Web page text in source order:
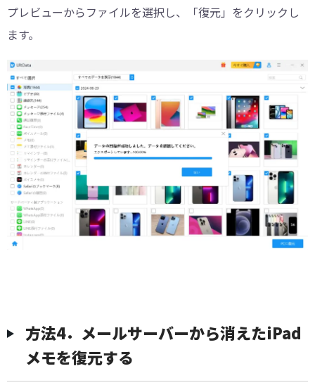
プレビューからファイルを選択し、「復元」をクリックし
ます。
方法4．メールサーバーから消えたiPad
メモを復元する